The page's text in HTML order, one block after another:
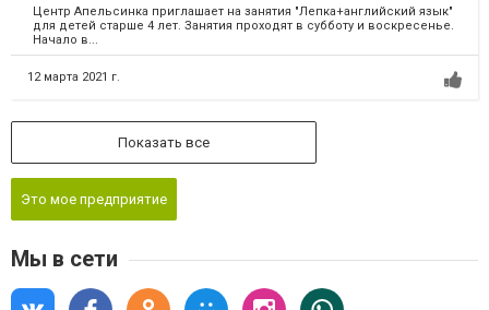
Центр Апельсинка приглашает на занятия "Лепка+английский язык"
для детей старше 4 лет. Занятия проходят в субботу и воскресенье.
Начало в...
12 марта 2021 г.
Показать все
Это мое предприятие
Мы в сети